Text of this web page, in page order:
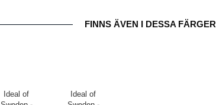
FINNS ÄVEN I DESSA FÄRGER
Ideal of
Ideal of